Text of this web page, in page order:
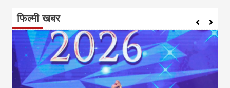
फिल्मी खबर